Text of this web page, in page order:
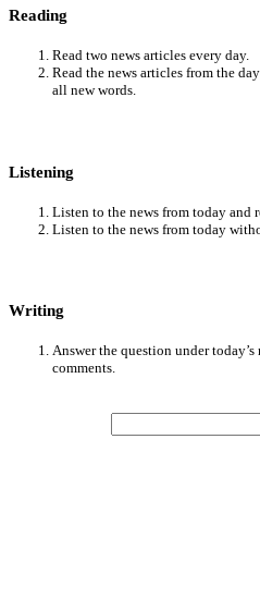
Reading
Read two news articles every day.
Read the news articles from the
all new words.
Listening
Listen to the news from today and
Listen to the news from today
Writing
Answer the question under
comments.
for: